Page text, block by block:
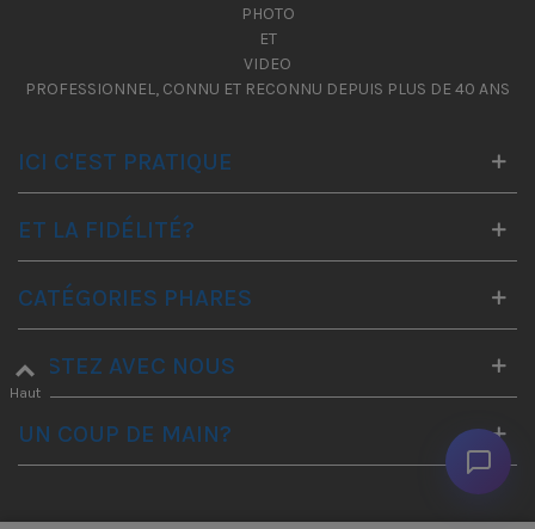
PHOTO
ET
VIDEO
PROFESSIONNEL, CONNU ET RECONNU DEPUIS PLUS DE 40 ANS
ICI C'EST PRATIQUE
ET LA FIDÉLITÉ?
CATÉGORIES PHARES
RESTEZ AVEC NOUS
UN COUP DE MAIN?
Haut